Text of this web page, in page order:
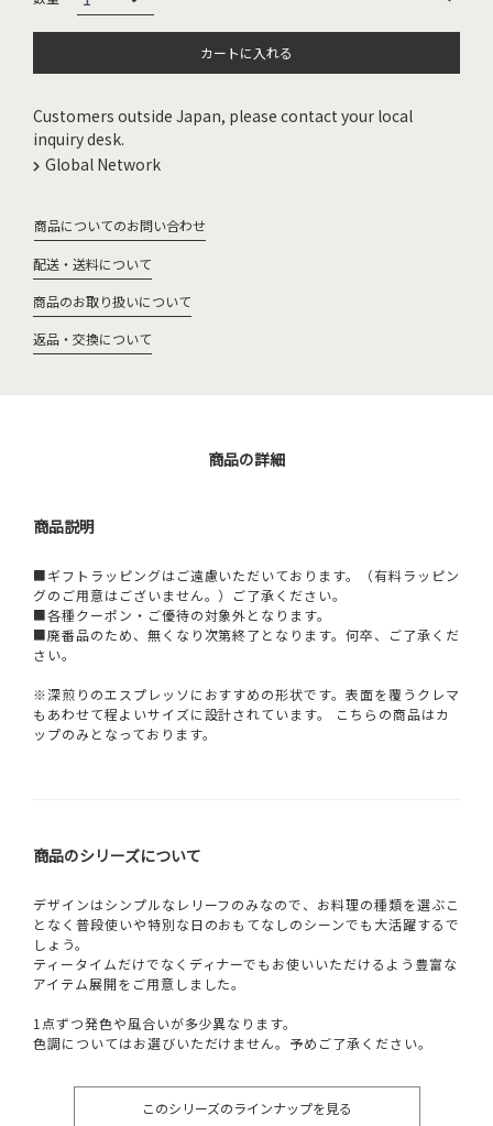
カートに入れる
Customers outside Japan, please contact your local
inquiry desk.
Global Network
商品についてのお問い合わせ
配送・送料について
商品のお取り扱いについて
返品・交換について
商品の詳細
商品説明
■ギフトラッピングはご遠慮いただいております。（有料ラッピン
グのご用意はございません。）ご了承ください。
■各種クーポン・ご優待の対象外となります。
■廃番品のため、無くなり次第終了となります。何卒、ご了承くだ
さい。
※深煎りのエスプレッソにおすすめの形状です。表面を覆うクレマ
もあわせて程よいサイズに設計されています。 こちらの商品はカ
ップのみとなっております。
商品のシリーズについて
デザインはシンプルなレリーフのみなので、お料理の種類を選ぶこ
となく普段使いや特別な日のおもてなしのシーンでも大活躍するで
しょう。
ティータイムだけでなくディナーでもお使いいただけるよう豊富な
アイテム展開をご用意しました。
1点ずつ発色や風合いが多少異なります。
色調についてはお選びいただけません。予めご了承ください。
このシリーズのラインナップを見る